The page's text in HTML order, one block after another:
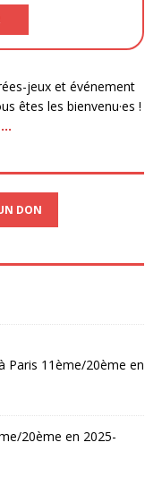
jeux et événement
êtes les bienvenu·es !
DON
Paris 11ème/20ème en
20ème en 2025-